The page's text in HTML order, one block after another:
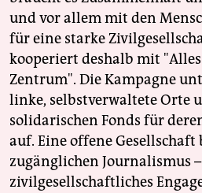
und vor allem mit den
für eine starke
kooperiert deshalb mit
Zentrum". Die Kampagne
linke, selbstverwaltete Orte
solidarischen Fonds für
auf. Eine offene
zugänglichen Journalismus
zivilgesellschaftliches